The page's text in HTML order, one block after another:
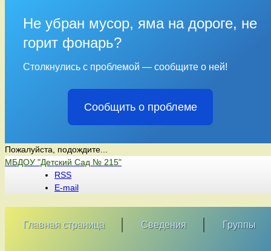
Не убран мусор, яма на дороге, не
горит фонарь?
Столкнулись с проблемой — сообщите о ней!
Сообщить о проблеме
Пожалуйста, подождите...
Перейти
содержимому
МБДОУ "Детский Сад № 215"
RSS
E-mail
Главная страница Сведения Группы